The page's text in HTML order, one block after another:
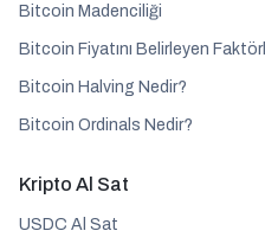
Bitcoin Madenciliği
Bitcoin Fiyatını Belirleyen
Bitcoin Halving Nedir?
Bitcoin Ordinals Nedir?
Kripto Al Sat
USDC Al Sat